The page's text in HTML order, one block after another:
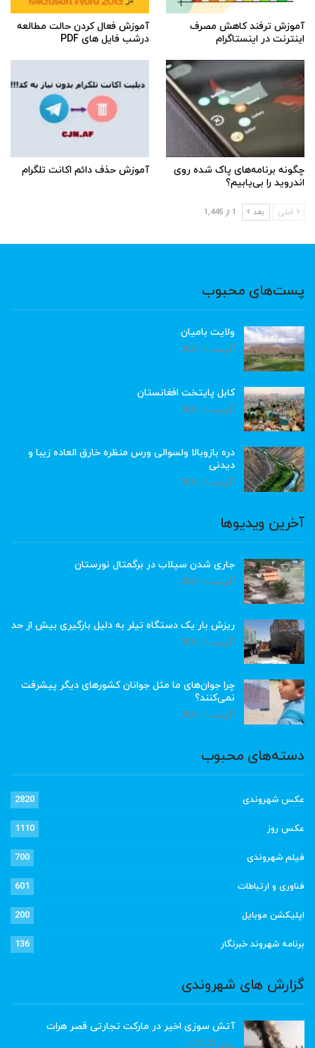
آموزش ترفند کاهش مصرف
اینترنت در اینستاگرام
آموزش فعال کردن حالت مطالعه
درشب فایل های PDF
چگونه برنامه‌های پاک شده روی
اندروید را بی‌یابیم؟
آموزش حذف دائم اکانت تلگرام
قبلی بعد 1 از 1,445
پست‌های محبوب
ولایت بامیان
آگوست 6, 2026
کابل پایتخت افغانستان
آگوست 6, 2026
دره بازوبالا ولسوالی ورس منظره خارق العاده زیبا و
دیدنی
آگوست 6, 2026
آخرین ویدیوها
جاری شدن سیلاب در برگمتال نورستان
آگوست 6, 2026
ریزش بار یک دستگاه تیلر به دلیل بارگیری بیش از حد
آگوست 6, 2026
چرا جوان‌های ما مثل جوانان کشورهای دیگر پیشرفت
نمی‌کنند؟
آگوست 6, 2026
دسته‌های محبوب
عکس شهروندی 2820
عکس روز 1110
فیلم شهروندی 700
فناوری و ارتباطات 601
اپلیکشن موبایل 200
برنامه شهروند خبرنگار 136
گزارش های شهروندی
آتش سوزی اخیر در مارکت تجارتی قصر هرات
ژوئن 22, 2023